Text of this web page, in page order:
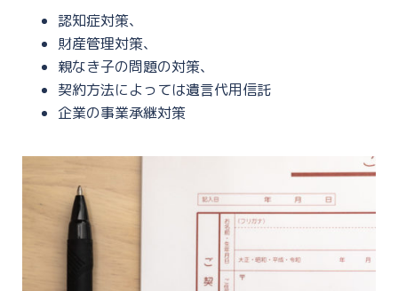
認知症対策、
財産管理対策、
親なき子の問題の対策、
契約方法によっては遺言代用信託
企業の事業承継対策